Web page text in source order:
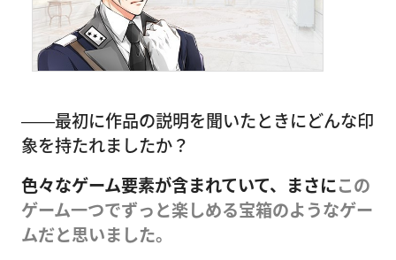
――最初に作品の説明を聞いたときにどんな印
象を持たれましたか？
色々なゲーム要素が含まれていて、まさにこの
ゲーム一つでずっと楽しめる宝箱のようなゲー
ムだと思いました。